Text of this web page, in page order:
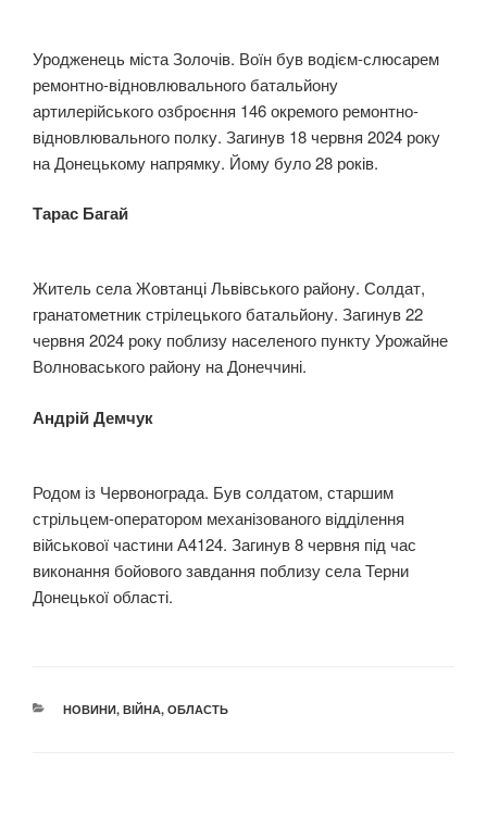
Уродженець міста Золочів. Воїн був водієм-слюсарем
ремонтно-відновлювального батальйону
артилерійського озброєння 146 окремого ремонтно-
відновлювального полку. Загинув 18 червня 2024 року
на Донецькому напрямку. Йому було 28 років.
Тарас Багай
Житель села Жовтанці Львівського району. Солдат,
гранатометник стрілецького батальйону. Загинув 22
червня 2024 року поблизу населеного пункту Урожайне
Волноваського району на Донеччині.
Андрій Демчук
Родом із Червонограда. Був солдатом, старшим
стрільцем-оператором механізованого відділення
військової частини А4124. Загинув 8 червня під час
виконання бойового завдання поблизу села Терни
Донецької області.
КАТЕГОРІЇ
НОВИНИ, ВІЙНА, ОБЛАСТЬ